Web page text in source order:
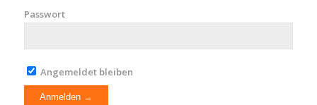
Passwort
Angemeldet bleiben